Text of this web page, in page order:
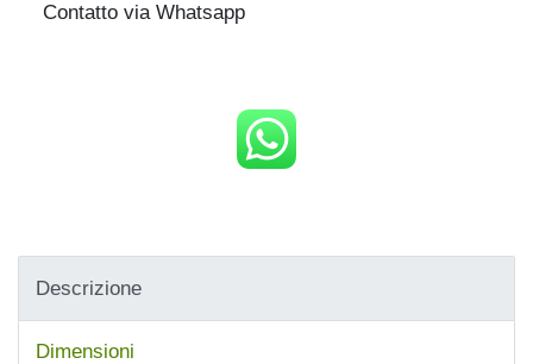
Contatto via Whatsapp
Descrizione
Dimensioni